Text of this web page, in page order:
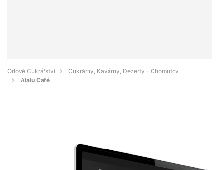
Orlové Cukrářství
Cukrárny, Kavárny, Dezerty - Chomutov
Alalu Café